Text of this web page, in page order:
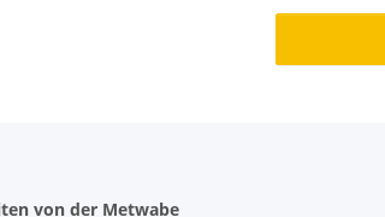
von der Metwabe